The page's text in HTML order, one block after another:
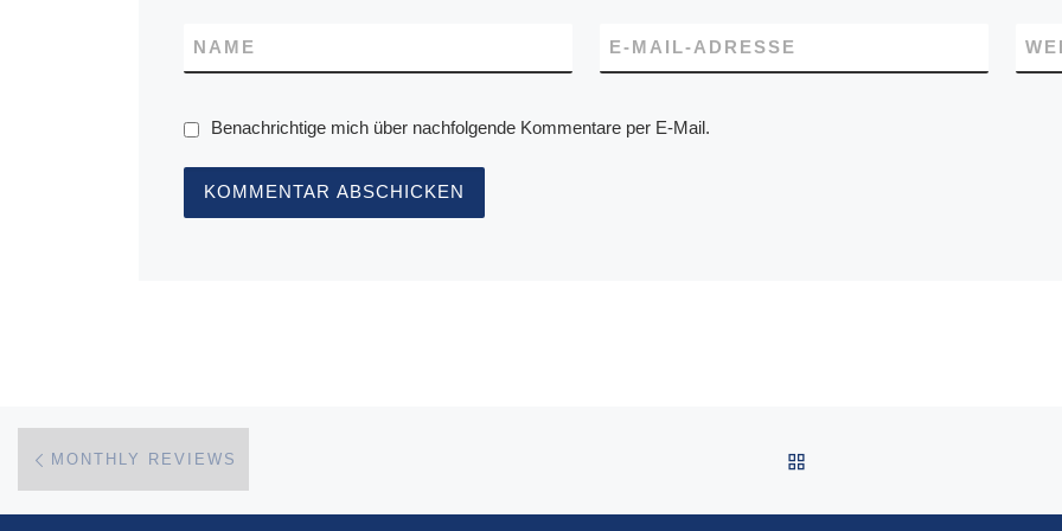
NAME E-MAIL-ADRESSE
Benachrichtige mich über nachfolgende Kommentare per E-Mail.
Beitragsnavigation
MONTHLY REVIEWS